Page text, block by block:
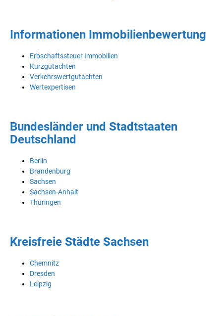
Informationen Immobilienbewertung
Erbschaftssteuer Immobilien
Kurzgutachten
Verkehrswertgutachten
Wertexpertisen
Bundesländer und Stadtstaaten
Deutschland
Berlin
Brandenburg
Sachsen
Sachsen-Anhalt
Thüringen
Kreisfreie Städte Sachsen
Chemnitz
Dresden
Leipzig